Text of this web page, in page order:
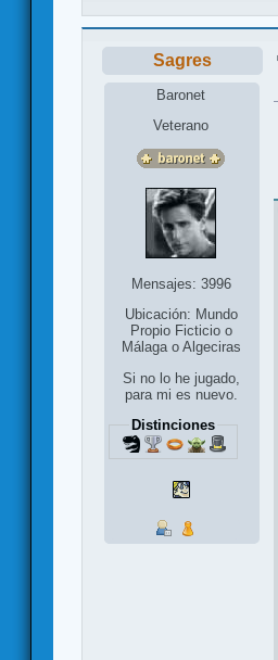
Sagres
Baronet
Veterano
Mensajes: 3996
Ubicación: Mundo
Propio Ficticio o
Málaga o Algeciras
Si no lo he jugado,
para mi es nuevo.
Distinciones